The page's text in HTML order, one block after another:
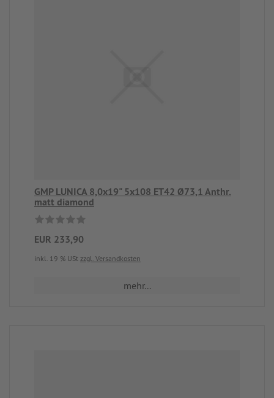
GMP LUNICA 8,0x19" 5x108 ET42 Ø73,1 Anthr.
matt diamond
EUR 233,90
inkl. 19 % USt zzgl. Versandkosten
mehr...